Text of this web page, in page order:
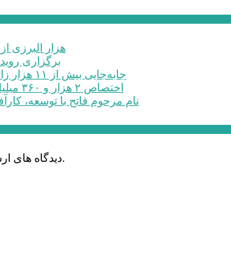
۶۰ هزار
برگزاری
جابه‌جایی بیش از ۱۱ هزار زائر اربعین از پایانه شهید کلانتری کرج به مرزهای ...
اختصاص ۲ هزار و ۳۶۰ میلیارد ریال برای تصفیه خانه فاضلاب صنعتی در البرز
نام مرحوم فاتح با توسعه،
دیدگاه های ارسال شده توسط شما، پس از تایید توسط خبرگزاری الف در وب منتشر خواهد شد.